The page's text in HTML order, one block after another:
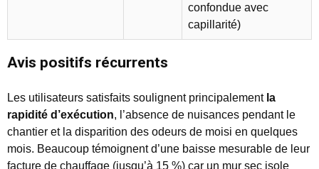
confondue avec
capillarité)
Avis positifs récurrents
Les utilisateurs satisfaits soulignent principalement la
rapidité d’exécution, l’absence de nuisances pendant le
chantier et la disparition des odeurs de moisi en quelques
mois. Beaucoup témoignent d’une baisse mesurable de leur
facture de chauffage (jusqu’à 15 %) car un mur sec isole